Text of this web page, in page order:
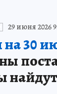
29 июня 2026
на 30